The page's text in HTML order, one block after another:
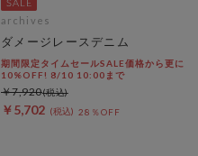
archives
ダメージレースデニム
期間限定タイムセールSALE価格から更に
10%OFF! 8/10 10:00まで
￥5,702 28％OFF
￥7,920